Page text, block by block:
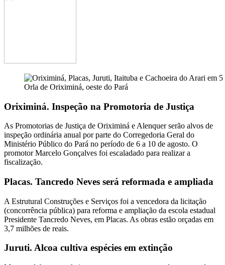
Orla de Oriximiná, oeste do Pará
Oriximiná. Inspeção na Promotoria de Justiça
As Promotorias de Justiça de Oriximiná e Alenquer serão alvos de
inspeção ordinária anual por parte do Corregedoria Geral do
Ministério Público do Pará no período de 6 a 10 de agosto. O
promotor Marcelo Gonçalves foi escaladado para realizar a
fiscalização.
Placas. Tancredo Neves será reformada e ampliada
A Estrutural Construções e Serviços foi a vencedora da licitação
(concorrência pública) para reforma e ampliação da escola estadual
Presidente Tancredo Neves, em Placas. As obras estão orçadas em
3,7 milhões de reais.
Juruti. Alcoa cultiva espécies em extinção